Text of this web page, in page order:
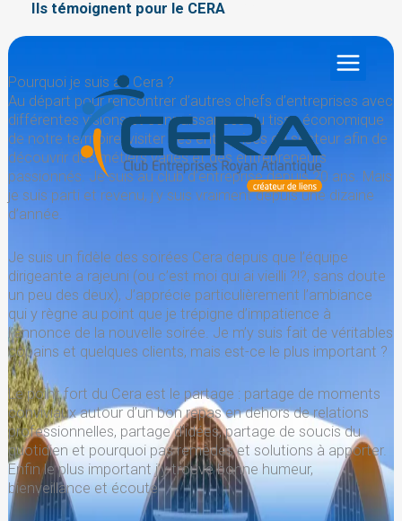
contenu
Ils témoignent pour le CERA/ Par
Pourquoi je suis au Cera ?
Au départ pour rencontrer d’autres chefs d’entreprises avec
différentes visions et connaissances du tissu économique
de notre territoire, visiter des entreprises du secteur afin de
découvrir des métiers variés et des entrepreneurs
passionnés. Je suis au club d’entreprise depuis 20 ans. Mais
je suis parti et revenu, j’y suis vraiment depuis une dizaine
d’année.
Je suis un fidèle des soirées Cera depuis que l’équipe
dirigeante a rajeuni (ou c’est moi qui ai vieilli ?!?, sans doute
un peu des deux), J’apprécie particulièrement l’ambiance
qui y règne au point que je trépigne d’impatience à
l’annonce de la nouvelle soirée. Je m’y suis fait de véritables
copains et quelques clients, mais est-ce le plus important ?
Le point fort du Cera est le partage : partage de moments
conviviaux autour d’un bon repas en dehors de relations
professionnelles, partage d’idées, partage de soucis du
quotidien et pourquoi pas remèdes et solutions à apporter.
Enfin le plus important j’y trouve bonne humeur,
bienveillance et écoute.